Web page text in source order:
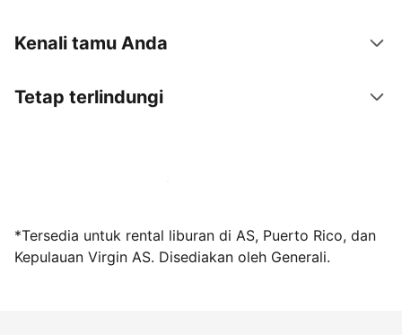
Kenali tamu Anda
Tetap terlindungi
Jadi tuan rumah bersama kami sekarang
*Tersedia untuk rental liburan di AS, Puerto Rico, dan
Kepulauan Virgin AS. Disediakan oleh Generali.